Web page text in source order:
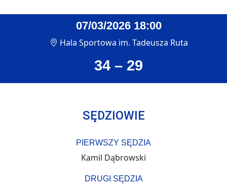
07/03/2026 18:00
Hala Sportowa im. Tadeusza Ruta
34 – 29
SĘDZIOWIE
PIERWSZY SĘDZIA
Kamil Dąbrowski
DRUGI SĘDZIA